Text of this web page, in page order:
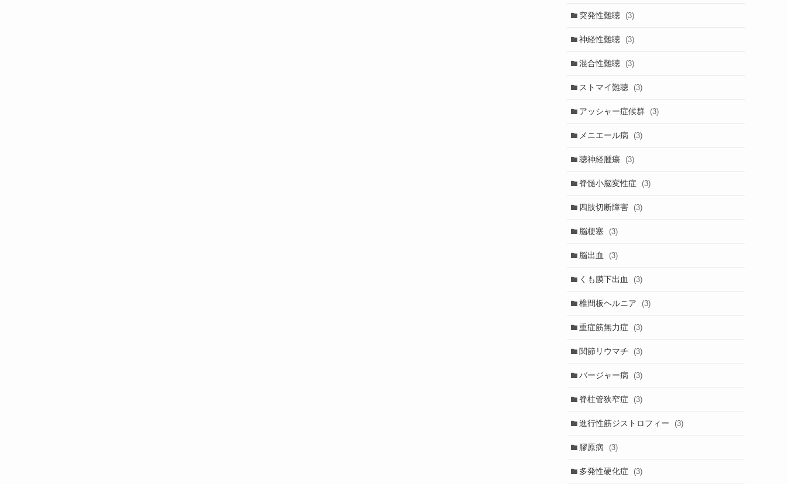
突発性難聴 (3)
神経性難聴 (3)
混合性難聴 (3)
ストマイ難聴 (3)
アッシャー症候群 (3)
メニエール病 (3)
聴神経腫瘍 (3)
脊髄小脳変性症 (3)
四肢切断障害 (3)
脳梗塞 (3)
脳出血 (3)
くも膜下出血 (3)
椎間板ヘルニア (3)
重症筋無力症 (3)
関節リウマチ (3)
バージャー病 (3)
脊柱管狭窄症 (3)
進行性筋ジストロフィー (3)
膠原病 (3)
多発性硬化症 (3)